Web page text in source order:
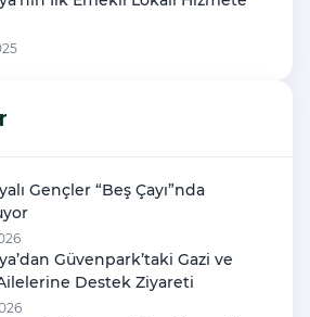
Gençler “Beş Çayı”nda
Güvenpark’taki Gazi ve
Destek Ziyareti